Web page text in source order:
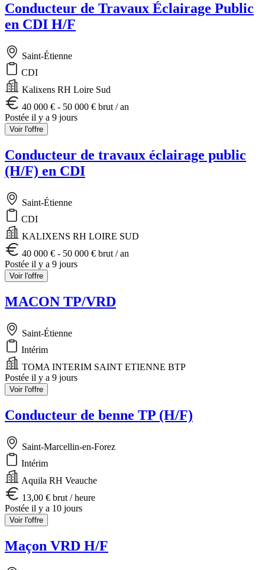
Conducteur de Travaux Éclairage Public
en CDI H/F
Saint-Étienne
CDI
Kalixens RH Loire Sud
40 000 € - 50 000 € brut / an
Postée il y a 9 jours
Voir l'offre
Conducteur de travaux éclairage public
(H/F) en CDI
Saint-Étienne
CDI
KALIXENS RH LOIRE SUD
40 000 € - 50 000 € brut / an
Postée il y a 9 jours
Voir l'offre
MACON TP/VRD
Saint-Étienne
Intérim
TOMA INTERIM SAINT ETIENNE BTP
Postée il y a 9 jours
Voir l'offre
Conducteur de benne TP (H/F)
Saint-Marcellin-en-Forez
Intérim
Aquila RH Veauche
13,00 € brut / heure
Postée il y a 10 jours
Voir l'offre
Maçon VRD H/F